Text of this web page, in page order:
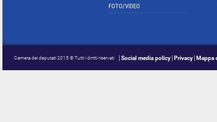
FOTO/VIDEO
Camera dei deputati 2015 © Tutti i diritti riservati Social media policy Privacy Mappa